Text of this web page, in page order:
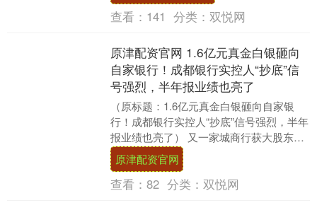
查看： 141 分类： 双悦网
原津配资官网 1.6亿元真金白银砸向
自家银行！成都银行实控人“抄底”信
号强烈，半年报业绩也亮了
（原标题：1.6亿元真金白银砸向自家银
行！成都银行实控人“抄底”信号强烈，半年
报业绩也亮了） 又一家城商行获大股东增
持。 9月4日，成都银行发布公告，宣布成
都市....
原津配资官网
查看： 82 分类： 双悦网